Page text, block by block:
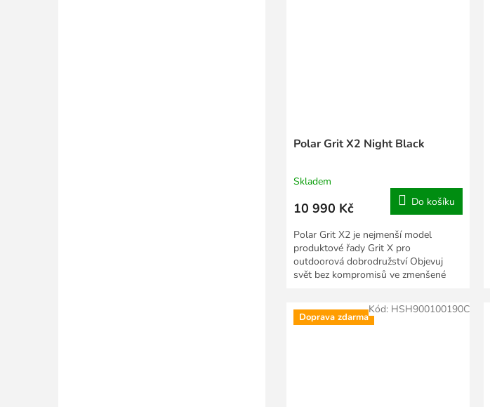
Polar Grit X2 Night Black
Skladem
10 990 Kč Do košíku
Polar Grit X2 je nejmenší model
produktové řady Grit X pro
outdoorová dobrodružství Objevuj
svět bez kompromisů ve zmenšené
Doprava zdarma
Kód: HSH900100190C